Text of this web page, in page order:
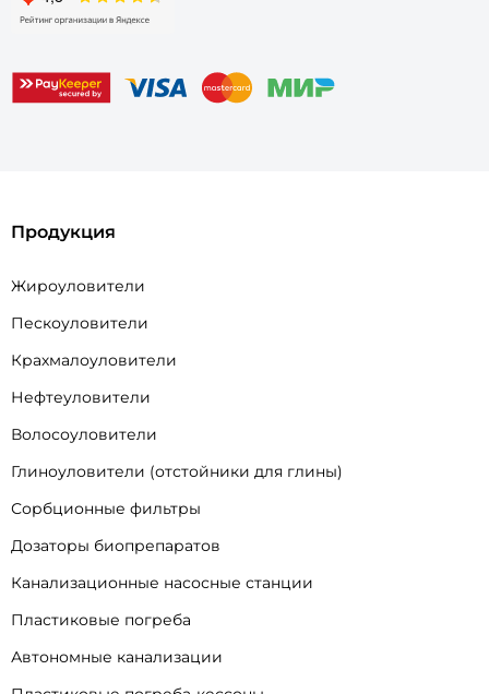
Продукция
Жироуловители
Пескоуловители
Крахмалоуловители
Нефтеуловители
Волосоуловители
Глиноуловители (отстойники для глины)
Сорбционные фильтры
Дозаторы биопрепаратов
Канализационные насосные станции
Пластиковые погреба
Автономные канализации